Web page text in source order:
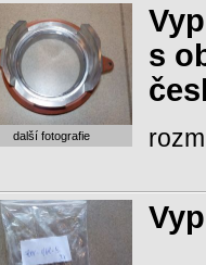
další fotografie
s